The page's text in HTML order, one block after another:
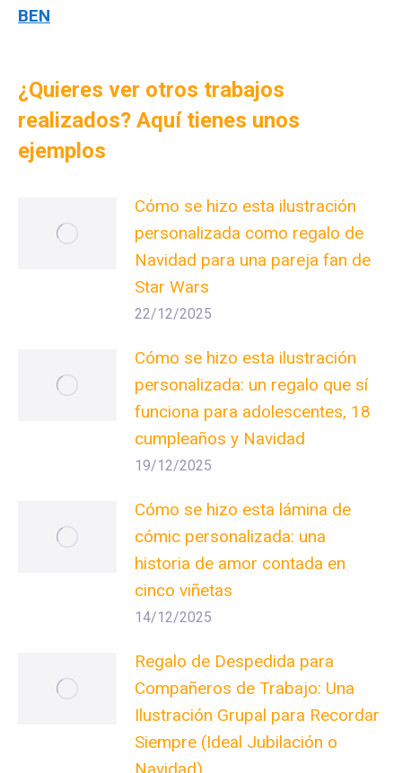
BEN
¿Quieres ver otros trabajos
realizados? Aquí tienes unos
ejemplos
Cómo se hizo esta ilustración
personalizada como regalo de
Navidad para una pareja fan de
Star Wars
22/12/2025
Cómo se hizo esta ilustración
personalizada: un regalo que sí
funciona para adolescentes, 18
cumpleaños y Navidad
19/12/2025
Cómo se hizo esta lámina de
cómic personalizada: una
historia de amor contada en
cinco viñetas
14/12/2025
Regalo de Despedida para
Compañeros de Trabajo: Una
Ilustración Grupal para Recordar
Siempre (Ideal Jubilación o